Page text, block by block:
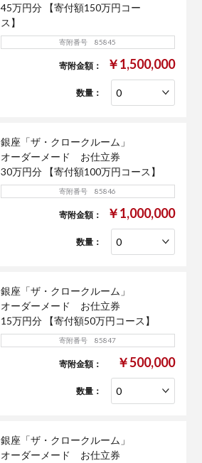
45万円分 【寄付額150万円コー
ス】
寄附番号 85845
寄附金額： ￥1,500,000
数量：
銀座「ザ・クロークルーム」
オーダーメード お仕立券
30万円分 【寄付額100万円コース】
寄附番号 85846
寄附金額： ￥1,000,000
数量：
銀座「ザ・クロークルーム」
オーダーメード お仕立券
15万円分 【寄付額50万円コース】
寄附番号 85847
寄附金額： ￥500,000
数量：
銀座「ザ・クロークルーム」
オーダーメード お仕立券